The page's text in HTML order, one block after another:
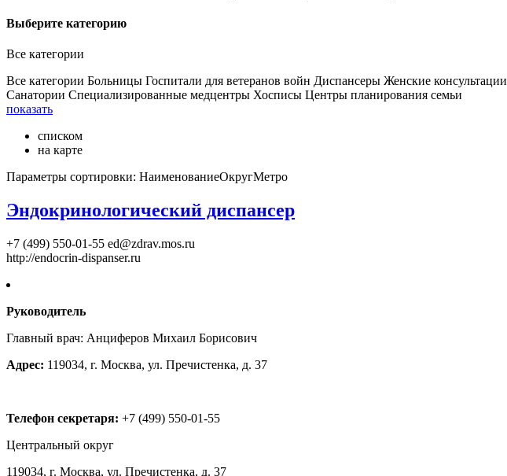
Выберите категорию
Все категории
Все категории Больницы Госпитали для ветеранов войн Диспансеры Женские консультации
Санатории Специализированные медцентры Хосписы Центры планирования семьи
показать
списком
на карте
Параметры сортировки: НаименованиеОкругМетро
Эндокринологический диспансер
+7 (499) 550-01-55 ed@zdrav.mos.ru
http://endocrin-dispanser.ru
Руководитель
Главный врач: Анциферов Михаил Борисович
Адрес: 119034, г. Москва, ул. Пречистенка, д. 37
Телефон секретаря: +7 (499) 550-01-55
Центральный округ
119034, г. Москва, ул. Пречистенка, д. 37